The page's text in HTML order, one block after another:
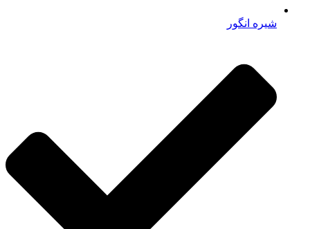
شیره انگور